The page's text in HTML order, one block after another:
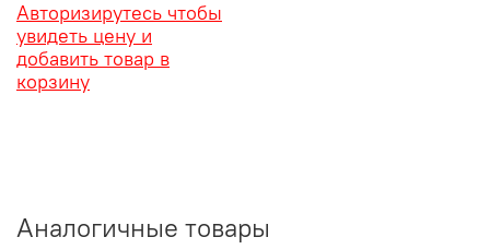
Авторизирутесь чтобы
увидеть цену и
добавить товар в
корзину
Аналогичные товары